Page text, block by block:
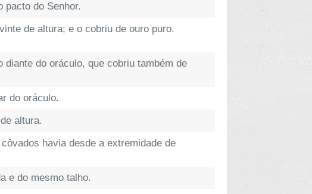
pacto do Senhor.
de altura; e o cobriu de ouro puro.
do oráculo, que cobriu também de
do oráculo.
altura.
havia desde a extremidade de
e do mesmo talho.